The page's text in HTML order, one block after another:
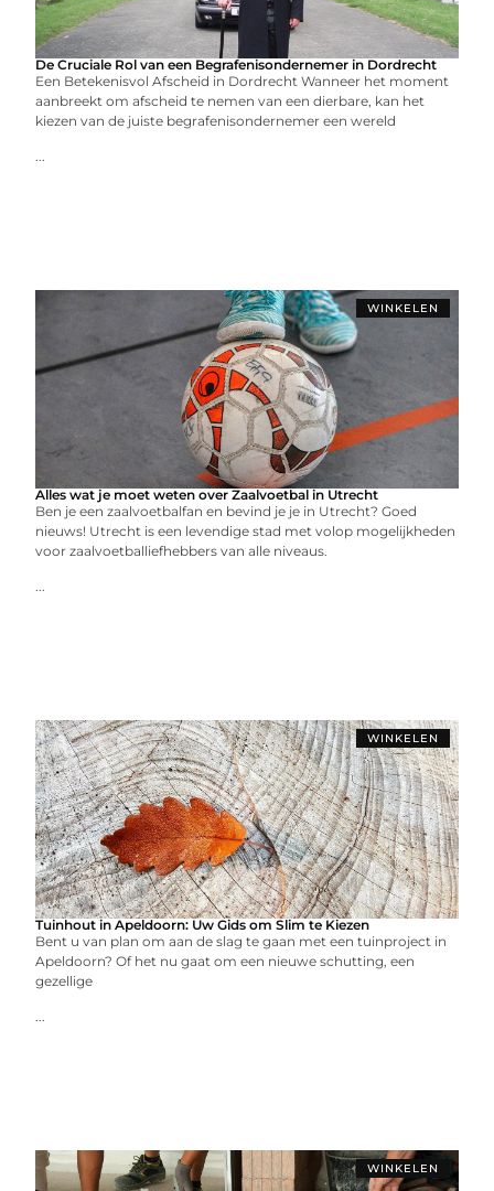
De Cruciale Rol van een Begrafenisondernemer in Dordrecht
Een Betekenisvol Afscheid in Dordrecht Wanneer het moment
aanbreekt om afscheid te nemen van een dierbare, kan het
kiezen van de juiste begrafenisondernemer een wereld
...
WINKELEN
Alles wat je moet weten over Zaalvoetbal in Utrecht
Ben je een zaalvoetbalfan en bevind je je in Utrecht? Goed
nieuws! Utrecht is een levendige stad met volop mogelijkheden
voor zaalvoetballiefhebbers van alle niveaus.
...
WINKELEN
Tuinhout in Apeldoorn: Uw Gids om Slim te Kiezen
Bent u van plan om aan de slag te gaan met een tuinproject in
Apeldoorn? Of het nu gaat om een nieuwe schutting, een
gezellige
...
WINKELEN